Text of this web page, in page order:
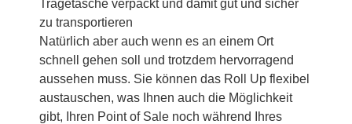
Tragetasche verpackt und damit gut und sicher
zu transportieren
Natürlich aber auch wenn es an einem Ort
schnell gehen soll und trotzdem hervorragend
aussehen muss. Sie können das Roll Up flexibel
austauschen, was Ihnen auch die Möglichkeit
gibt, Ihren Point of Sale noch während Ihres